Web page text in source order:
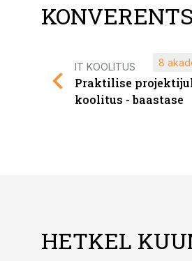
IT KOOLITUS
Praktilise
koolitus - baastase
8
HETKEL